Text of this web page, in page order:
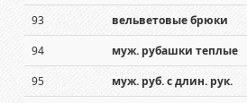
93
вельветовые брюки
94
муж. рубашки теплые
95
муж. руб. с длин. рук.